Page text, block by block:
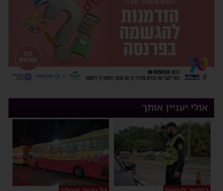
אולי יעניין אותך